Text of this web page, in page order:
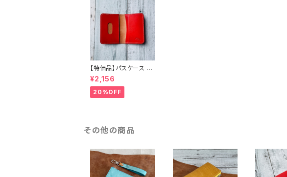
【特価品】パスケース Ve
r.2 エルバマット（frago
la）（送料無料）
¥2,156
20%OFF
その他の商品